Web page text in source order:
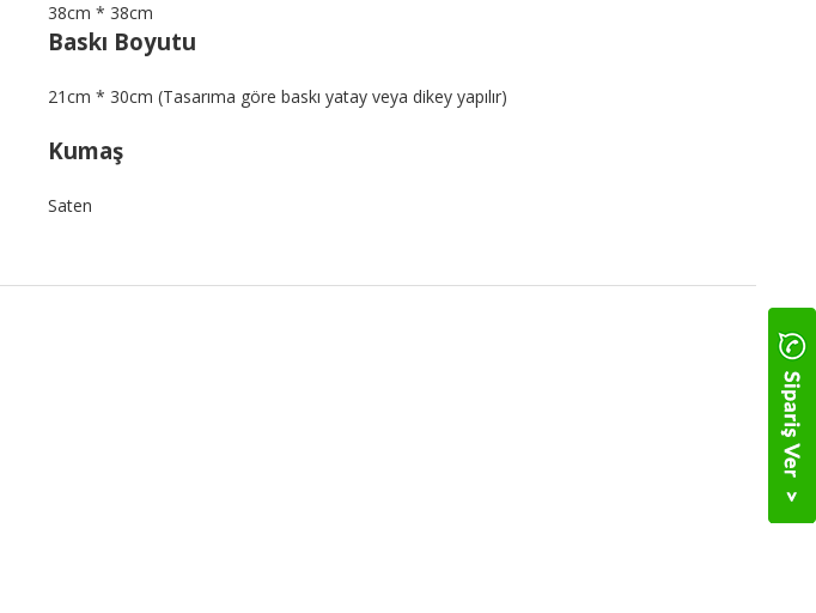
38cm * 38cm
Baskı Boyutu
21cm * 30cm (Tasarıma göre baskı yatay veya dikey yapılır)
Kumaş
Saten